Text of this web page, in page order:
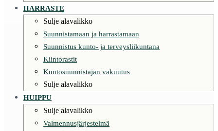
HARRASTE
Sulje alavalikko
Suunnistamaan ja harrastamaan
Suunnistus kunto- ja terveysliikuntana
Kiintorastit
Kuntosuunnistajan vakuutus
Sulje alavalikko
HUIPPU
Sulje alavalikko
Valmennusjärjestelmä